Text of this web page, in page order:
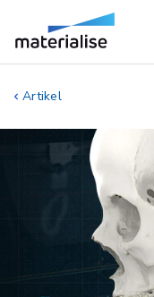
Artikel